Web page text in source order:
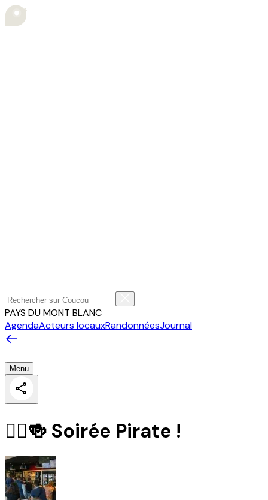
PAYS DU MONT BLANC
AgendaActeurs locauxRandonnéesJournal
Menu
🏴‍☠️🍻 Soirée Pirate !